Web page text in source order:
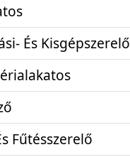
És Kisgépszerelő
Fűtésszerelő